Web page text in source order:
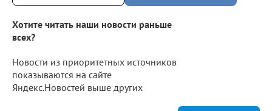
Хотите читать наши новости раньше
всех?
Новости из приоритетных источников
показываются на сайте
Яндекс.Новостей выше других